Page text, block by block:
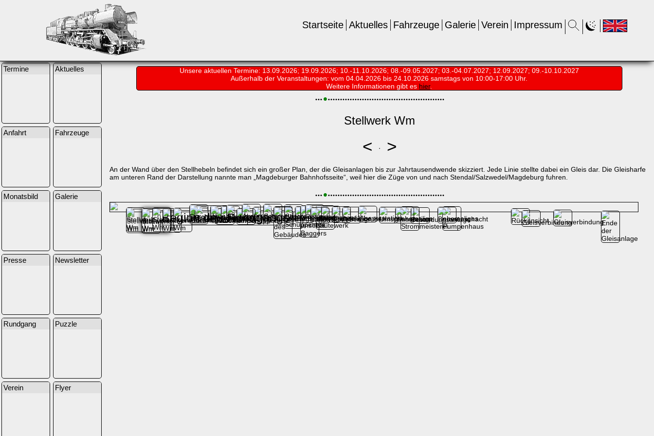
Impressum
Verein
Galerie
Fahrzeuge
Aktuelles
Startseite
Termine Aktuelles
Anfahrt Fahrzeuge
Monatsbild Galerie
Presse Newsletter
Rundgang Puzzle
Verein Flyer
Unsere aktuellen Termine: 13.09.2026; 19.09.2026; 10.-11.10.2026; 08.-09.05.2027; 03.-04.07.2027; 12.09.2027; 09.-10.10.2027
Außerhalb der Veranstaltungen:vom 04.04.2026 bis 24.10.2026 samstags von 10:00-17:00 Uhr.
Weitere Informationen gibt es hier.
••• •••••••••••••••••••••••••••••••••••••••••••••••••
Stellwerk Wm
< >
An der Wand über den Stellhebeln befindet sich ein großer Plan, der die Gleisanlagen bis zur Jahrtausendwende skizziert. Jede Linie stellte dabei ein Gleis dar. Die Gleisharfe
am unteren Rand der Darstellung nannte man „Magdeburger Bahnhofsseite“, weil hier die Züge von und nach Stendal/Salzwedel/Magdeburg fuhren.
••• •••••••••••••••••••••••••••••••••••••••••••••••••
Beginn des Rundgangs